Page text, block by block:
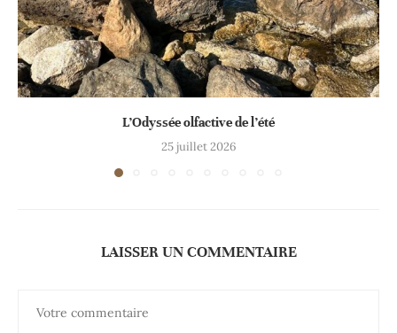
L’Odyssée olfactive de l’été
25 juillet 2026
LAISSER UN COMMENTAIRE